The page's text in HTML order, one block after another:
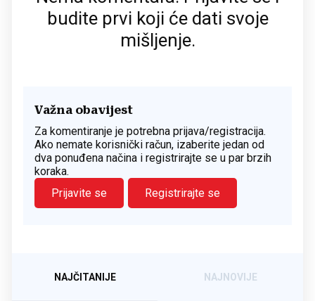
budite prvi koji će dati svoje
mišljenje.
Važna obavijest
Za komentiranje je potrebna prijava/registracija.
Ako nemate korisnički račun, izaberite jedan od
dva ponuđena načina i registrirajte se u par brzih
koraka.
Prijavite se
Registrirajte se
NAJČITANIJE NAJNOVIJE